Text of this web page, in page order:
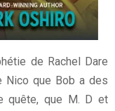
de Rachel Dare
Nico que Bob a des
quête, que M. D et